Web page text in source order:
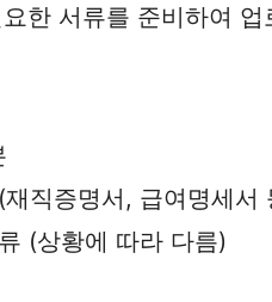
한 서류를 준비하여 업
직증명서, 급여명세서
(상황에 따라 다름)